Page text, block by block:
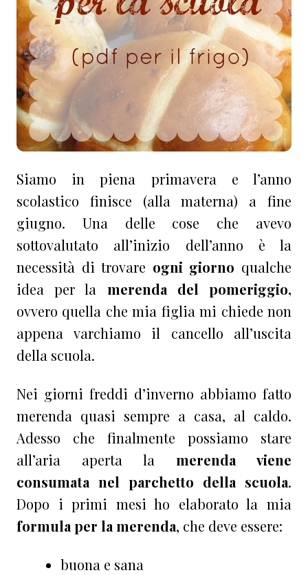
Siamo in piena primavera e l’anno
scolastico finisce (alla materna) a fine
giugno. Una delle cose che avevo
sottovalutato all’inizio dell’anno è la
necessità di trovare ogni giorno qualche
idea per la merenda del pomeriggio,
ovvero quella che mia figlia mi chiede non
appena varchiamo il cancello all’uscita
della scuola.
Nei giorni freddi d’inverno abbiamo fatto
merenda quasi sempre a casa, al caldo.
Adesso che finalmente possiamo stare
all’aria aperta la merenda viene
consumata nel parchetto della scuola.
Dopo i primi mesi ho elaborato la mia
formula per la merenda, che deve essere:
buona e sana